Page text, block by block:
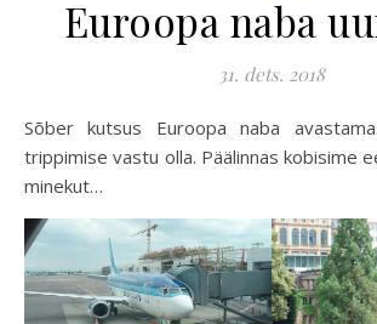
Euroopa naba
31. dets. 2018
Sõber kutsus Euroopa naba avastama. Mis mul saab
trippimise vastu olla. Päälinnas kobisime
minekut…